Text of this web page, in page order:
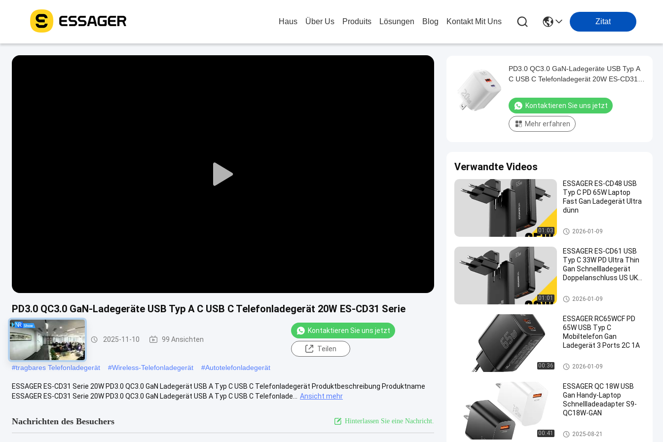
Haus Über Us Produits Lösungen Blog Kontakt Mit Uns Zitat
Play
PD3.0 QC3.0 GaN-Ladegeräte USB Typ A C USB C Telefonladegerät 20W ES-CD31 Serie
Telefonladegeräte 2025-11-10 99 Ansichten
Kontaktieren Sie uns jetzt
Teilen
#tragbares Telefonladegerät #Wireless-Telefonladegerät #Autotelefonladegerät
ESSAGER ES-CD31 Serie 20W PD3.0 QC3.0 GaN Ladegerät USB A Typ C USB C Telefonladegerät Produktbeschreibung Produktname
ESSAGER ES-CD31 Serie 20W PD3.0 QC3.0 GaN Ladegerät USB A Typ C USB C Telefonlade...
Ansicht mehr
Nachrichten des Besuchers Hinterlassen Sie eine Nachricht.
PD3.0 QC3.0 GaN-Ladegeräte USB Typ A
C USB C Telefonladegerät 20W ES-CD31
Kontaktieren Sie uns jetzt
Mehr erfahren
Verwandte Videos
01:03
ESSAGER ES-CD48 USB
Typ C PD 65W Laptop
Fast Gan Ladegerät Ultra
dünn
GaN Chargers
2026-01-09
01:01
ESSAGER ES-CD61 USB
Typ C 33W PD Ultra Thin
Gan Schnellladegerät
Doppelanschluss US UK
GaN Chargers
2026-01-09
00:36
ESSAGER RC65WCF PD
65W USB Typ C
Mobiltelefon Gan
Ladegerät 3 Ports 2C 1A
GaN Chargers
2026-01-09
00:41
ESSAGER QC 18W USB
Gan Handy-Laptop
Schnellladeadapter S9-
QC18W-GAN
GaN Chargers
2025-08-21